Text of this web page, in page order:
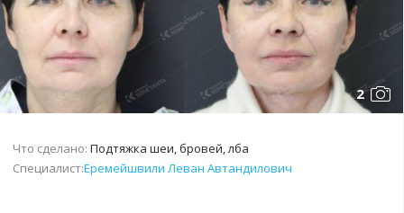
2
Что сделано: Подтяжка шеи, бровей, лба
Специалист:Еремейшвили Леван Автандилович